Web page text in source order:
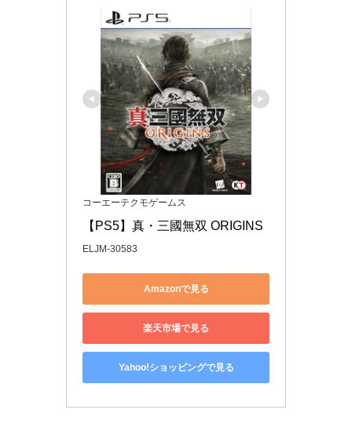
コーエーテクモゲームス
【PS5】真・三國無双 ORIGINS
ELJM-30583
Amazonで見る
楽天市場で見る
Yahoo!ショッピングで見る